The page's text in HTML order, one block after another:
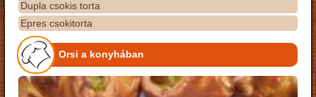
Dupla csokis torta
Epres csokitorta
Orsi a konyhában